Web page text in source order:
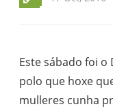
Este sábado foi
polo que hoxe
mulleres cunha